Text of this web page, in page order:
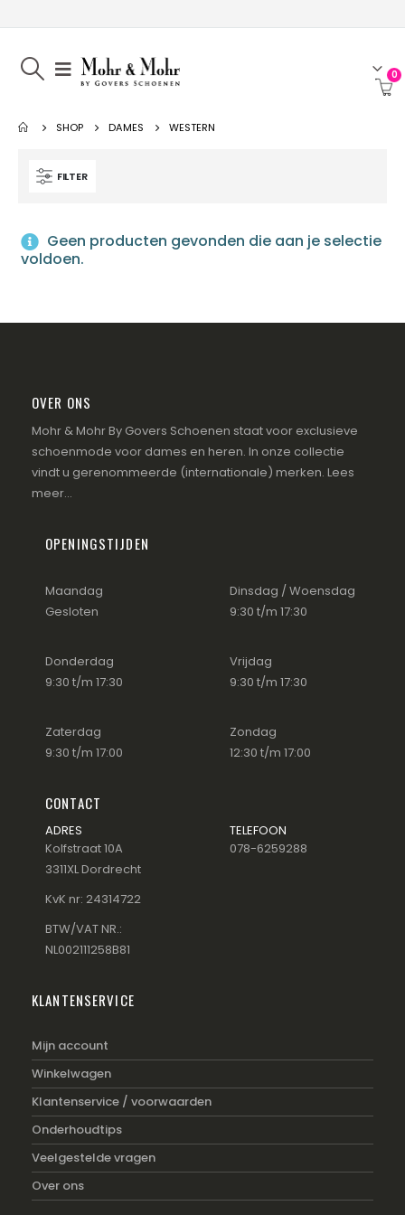
0
SHOP DAMES WESTERN
FILTER
Geen producten gevonden die aan je selectie
voldoen.
OVER ONS
Mohr & Mohr By Govers Schoenen staat voor exclusieve
schoenmode voor dames en heren. In onze collectie
vindt u gerenommeerde (internationale) merken. Lees
meer...
OPENINGSTIJDEN
Maandag
Gesloten
Dinsdag / Woensdag
9:30 t/m 17:30
Donderdag
9:30 t/m 17:30
Vrijdag
9:30 t/m 17:30
Zaterdag
9:30 t/m 17:00
Zondag
12:30 t/m 17:00
CONTACT
ADRES
Kolfstraat 10A
3311XL Dordrecht
KvK nr: 24314722
BTW/VAT NR.:
NL002111258B81
TELEFOON
078-6259288
KLANTENSERVICE
Mijn account
Winkelwagen
Klantenservice / voorwaarden
Onderhoudtips
Veelgestelde vragen
Over ons